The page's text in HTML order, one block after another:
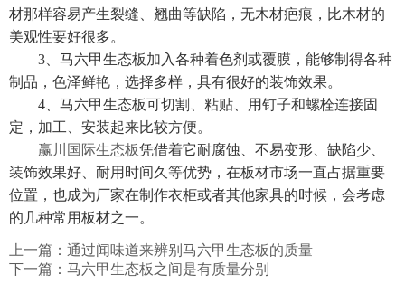
材那样容易产生裂缝、翘曲等缺陷，无木材疤痕，比木材的
美观性要好很多。
3、马六甲生态板加入各种着色剂或覆膜，能够制得各种
制品，色泽鲜艳，选择多样，具有很好的装饰效果。
4、马六甲生态板可切割、粘贴、用钉子和螺栓连接固
定，加工、安装起来比较方便。
赢川国际生态板凭借着它耐腐蚀、不易变形、缺陷少、
装饰效果好、耐用时间久等优势，在板材市场一直占据重要
位置，也成为厂家在制作衣柜或者其他家具的时候，会考虑
的几种常用板材之一。
上一篇： 通过闻味道来辨别马六甲生态板的质量
下一篇： 马六甲生态板之间是有质量分别